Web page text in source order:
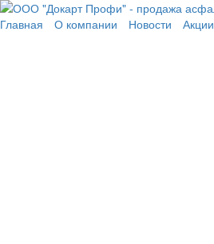
Перейти к основному содержанию
Главная
О компании Новости Акции